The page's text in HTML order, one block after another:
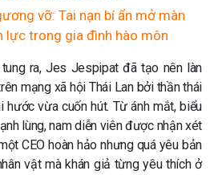
vỡ: Tai nạn bí ẩn mở màn
lực trong gia đình hào môn
ra, Jes Jespipat đã tạo nên làn
mạng xã hội Thái Lan bởi thần thái
hước vừa cuốn hút. Từ ánh mắt, biểu
lùng, nam diễn viên được nhận xét
CEO hoàn hảo nhưng quá yêu bản
vật mà khán giả từng yêu thích ở